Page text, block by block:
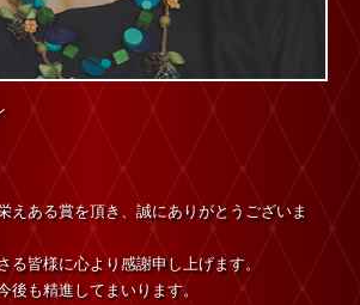
えある賞を頂き、誠にありがとうございま
る皆様に心より感謝申し上げます。
後も精進してまいります。